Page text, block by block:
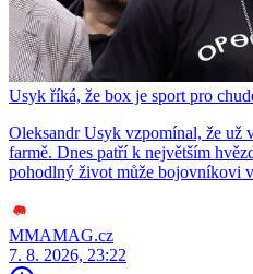
Usyk říká, že box je sport pro
Oleksandr Usyk vzpomínal, že už
farmě. Dnes patří k největším
pohodlný život může bojovníkovi
MMAMAG.cz
7. 8. 2026, 23:22